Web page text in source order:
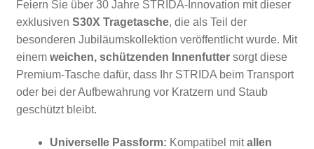
Feiern Sie über 30 Jahre STRIDA-Innovation mit dieser
exklusiven S30X Tragetasche, die als Teil der
besonderen Jubiläumskollektion veröffentlicht wurde. Mit
einem weichen, schützenden Innenfuttersorgt diese
Premium-Tasche dafür, dass Ihr STRIDA beim Transport
oder bei der Aufbewahrung vor Kratzern und Staub
geschützt bleibt.
Universelle Passform: Kompatibel mitallen